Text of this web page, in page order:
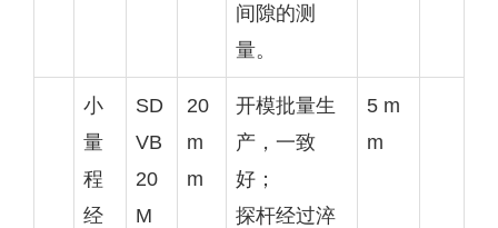
间隙的测
量。
小
量
程
经
SD
VB
20
M
20
m
m
开模批量生
产，一致
好；
探杆经过淬
5 m
m